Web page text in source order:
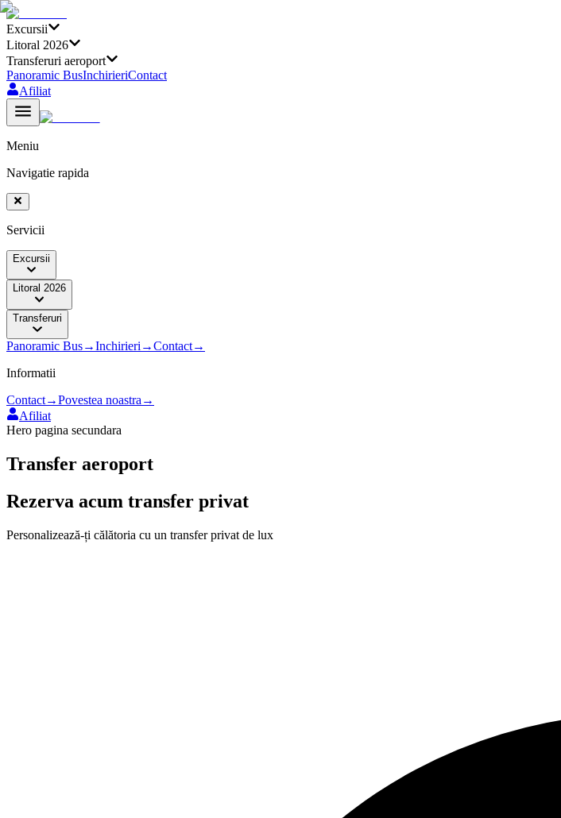
Excursii
Litoral 2026
Transferuri aeroport
Panoramic BusInchirieriContact
Afiliat
Meniu
Navigatie rapida
Servicii
Excursii
Litoral 2026
Transferuri
Panoramic Bus→Inchirieri →Contact→
Informatii
Contact→Povestea noastra →
Afiliat
Hero pagina secundara
Transfer aeroport
Rezerva acum transfer privat
Personalizează-ți călătoria cu un transfer privat de lux